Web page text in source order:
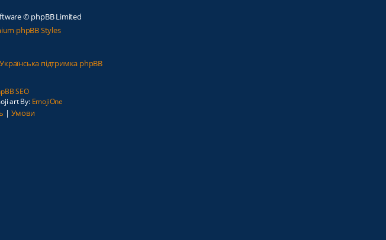
© phpBB Limited
phpBB Styles
Українська підтримка phpBB
SEO
art By: EmojiOne
| Умови